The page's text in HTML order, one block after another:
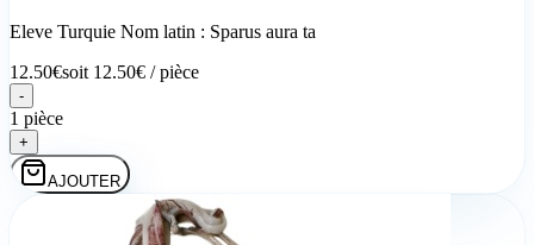
Eleve Turquie Nom latin : Sparus aura ta
12.50€soit 12.50€ /pièce
-
1 pièce
+
AJOUTER